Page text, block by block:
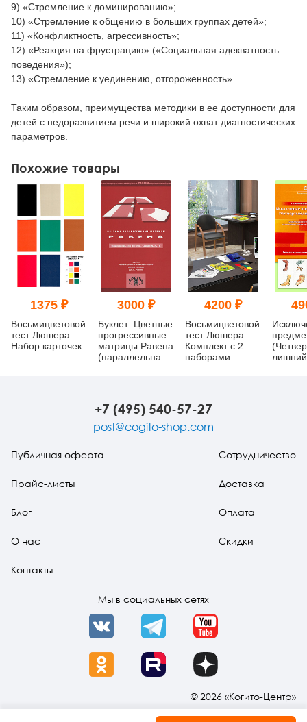
9) «Стремление к доминированию»;
10) «Стремление к общению в больших группах детей»;
11) «Конфликтность, агрессивность»;
12) «Реакция на фрустрацию» («Социальная адекватность
поведения»);
13) «Стремление к уединению, отгороженность».
Таким образом, преимущества методики в ее доступности для
детей с недоразвитием речи и широкий охват диагностических
параметров.
Похожие товары
1375 ₽
Восьмицветовой
тест Люшера.
Набор карточек
3000 ₽
Буклет: Цветные
прогрессивные
матрицы Равена
(параллельная
4200 ₽
Восьмицветовой
тест Люшера.
Комплект с 2
наборами
+7 (495) 540-57-27
post@cogito-shop.com
Публичная оферта
Прайс-листы
Блог
О нас
Контакты
Сотрудничество
Доставка
Оплата
Скидки
Мы в социальных сетях
VK Telegram YouTube
OK Rutube Dzen
© 2026 «Когито-Центр»